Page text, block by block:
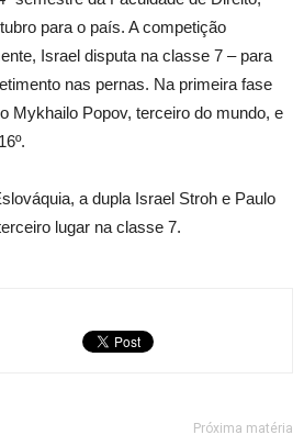
para o país. A competição
Israel disputa na classe 7 – para
nas pernas. Na primeira fase
Mykhailo Popov, terceiro do mundo, e
a dupla Israel Stroh e Paulo
lugar na classe 7.
Próxima matéria